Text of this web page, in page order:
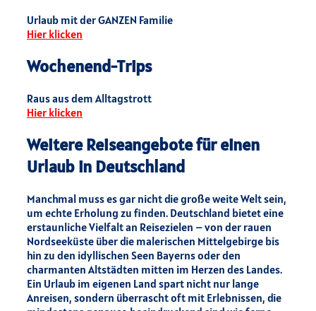
Urlaub mit der GANZEN Familie
Hier klicken
Wochenend-Trips
Raus aus dem Alltagstrott
Hier klicken
Weitere Reiseangebote für einen
Urlaub in Deutschland
Manchmal muss es gar nicht die große weite Welt sein,
um echte Erholung zu finden. Deutschland bietet eine
erstaunliche Vielfalt an Reisezielen – von der rauen
Nordseeküste über die malerischen Mittelgebirge bis
hin zu den idyllischen Seen Bayerns oder den
charmanten Altstädten mitten im Herzen des Landes.
Ein Urlaub im eigenen Land spart nicht nur lange
Anreisen, sondern überrascht oft mit Erlebnissen, die